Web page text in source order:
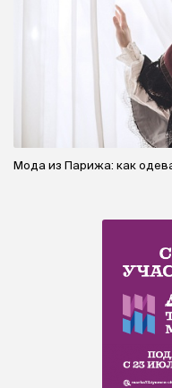
Мода из Парижа: как